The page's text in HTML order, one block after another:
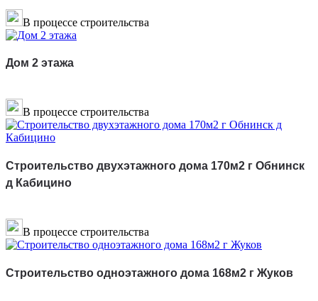
В процессе строительства
Дом 2 этажа
В процессе строительства
Строительство двухэтажного дома 170м2 г Обнинск
д Кабицино
В процессе строительства
Строительство одноэтажного дома 168м2 г Жуков